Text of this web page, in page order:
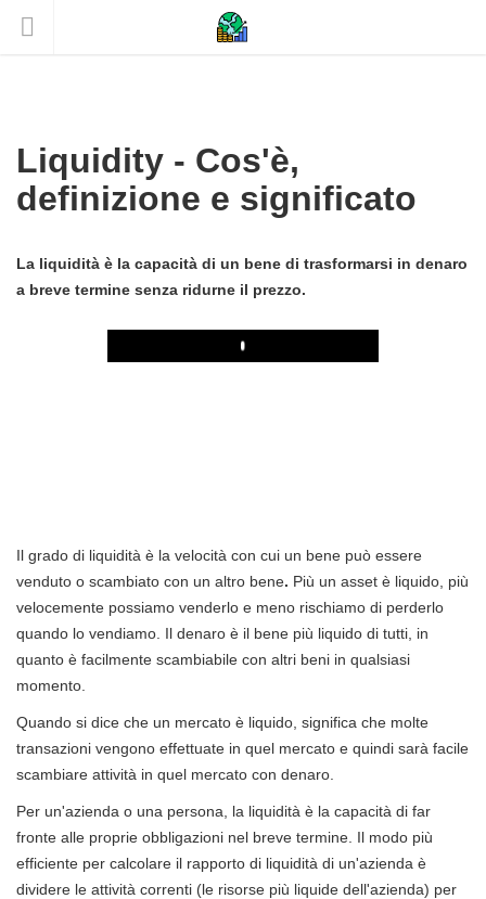
Liquidity - Cos'è,
definizione e significato
La liquidità è la capacità di un bene di trasformarsi in denaro
a breve termine senza ridurne il prezzo.
Play
Il grado di liquidità è la velocità con cui un bene può essere
venduto o scambiato con un altro bene. Più un asset è liquido, più
velocemente possiamo venderlo e meno rischiamo di perderlo
quando lo vendiamo. Il denaro è il bene più liquido di tutti, in
quanto è facilmente scambiabile con altri beni in qualsiasi
momento.
Quando si dice che un mercato è liquido, significa che molte
transazioni vengono effettuate in quel mercato e quindi sarà facile
scambiare attività in quel mercato con denaro.
Per un'azienda o una persona, la liquidità è la capacità di far
fronte alle proprie obbligazioni nel breve termine. Il modo più
efficiente per calcolare il rapporto di liquidità di un'azienda è
dividere le attività correnti (le risorse più liquide dell'azienda) per